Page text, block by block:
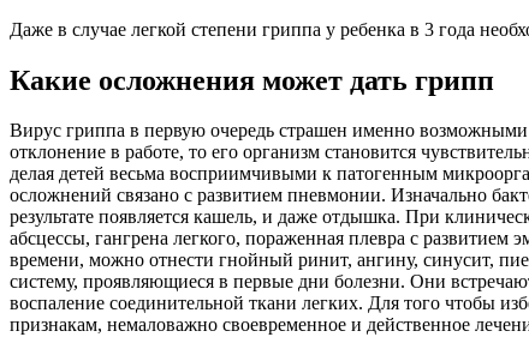
Даже в случае легкой степени гриппа у ребенка в 3 года
Какие осложнения может дать грипп
Вирус гриппа в первую очередь страшен именно
отклонение в работе, то его организм становится
делая детей весьма восприимчивыми к патогенным
осложнений связано с развитием пневмонии. Изначально
результате появляется кашель, и даже отдышка. При
абсцессы, гангрена легкого, пораженная плевра с
времени, можно отнести гнойный ринит, ангину, синусит,
систему, проявляющиеся в первые дни болезни. Они
воспаление соединительной ткани легких. Для того чтобы
признакам, немаловажно своевременное и действенное